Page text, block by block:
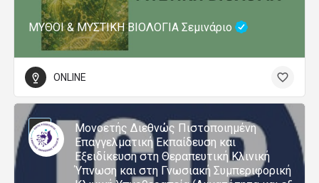
ΜΥΘΟΙ & ΜΥΣΤΙΚΗ ΒΙΟΛΟΓΙΑ Σεμινάριο
ONLINE
Μονοετής Διεθνώς Πιστοποιημένη
Επαγγελματική Εκπαίδευση και
Εξειδίκευση στη Θεραπευτική Κλινική
Ύπνωση και στη Γνωσιακή Συμπεριφορική